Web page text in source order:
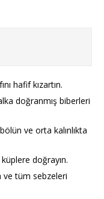
hafif kızartın.
doğranmış biberleri
ve orta kalınlıkta
doğrayın.
ve tüm sebzeleri